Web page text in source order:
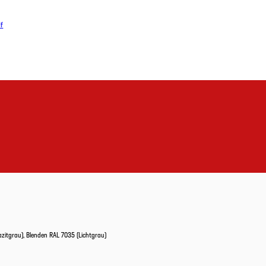
Blenden RAL 7035 (Lichtgrau)